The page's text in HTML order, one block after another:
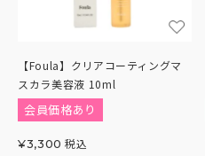
【Foula】クリアコーティングマ
スカラ美容液 10ml
会員価格あり
¥3,300 税込